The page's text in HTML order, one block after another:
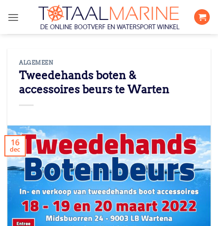
naar
ALGEMEEN
Tweedehands boten &
accessoires beurs te Warten
16
dec